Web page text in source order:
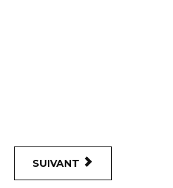
SUIVANT